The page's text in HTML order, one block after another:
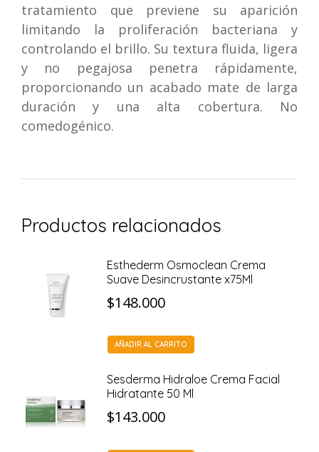
tratamiento que previene su aparición
limitando la proliferación bacteriana y
controlando el brillo. Su textura fluida, ligera
y no pegajosa penetra rápidamente,
proporcionando un acabado mate de larga
duración y una alta cobertura. No
comedogénico.
Productos relacionados
Esthederm Osmoclean Crema
Suave Desincrustante x75Ml
$148.000
AÑADIR AL CARRITO
Sesderma Hidraloe Crema Facial
Hidratante 50 Ml
$143.000